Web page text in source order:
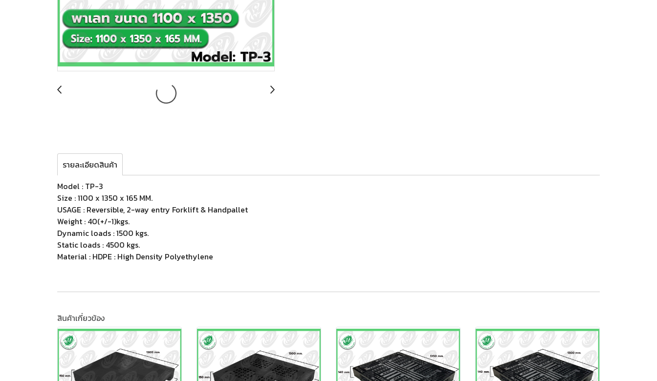
รายละเอียดสินค้า
Model : TP-3
Size : 1100 x 1350 x 165 MM.
USAGE : Reversible, 2-way entry Forklift & Handpallet
Weight : 40(+/-1)kgs.
Dynamic loads : 1500 kgs.
Static loads : 4500 kgs.
Material : HDPE : High Density Polyethylene
สินค้าเกี่ยวข้อง